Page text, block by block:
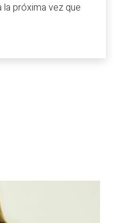
próxima vez que